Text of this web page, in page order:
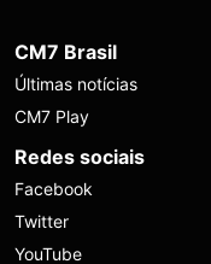
CM7 Brasil
Últimas notícias
CM7 Play
Redes sociais
Facebook
Twitter
YouTube